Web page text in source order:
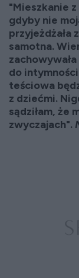
"Mieszkanie
gdyby nie
przyjeżdżała
samotna.
do
teściowa
z dziećmi.
sądziłam, że
zwyczajach".